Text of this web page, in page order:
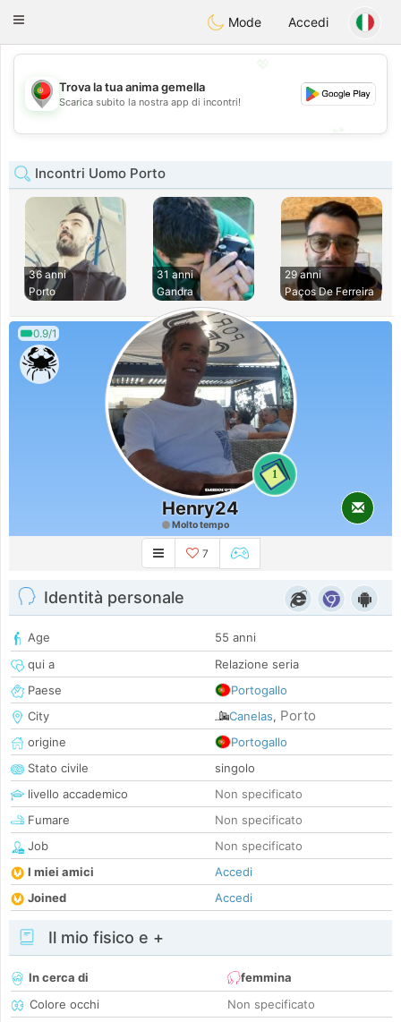
Portugues
Toggle
Mode Accedi
💖
💕
Trova la tua anima gemella
Scarica subito la nostra app di incontri!
Incontri Uomo Porto
36 anni
Porto
31 anni
Gandra
29 anni
Paços De Ferreira
0.9/1
1
Henry24
Molto tempo
7
Identità personale
Age
55 anni
qui a
Relazione seria
Paese
Portogallo
City
Canelas, Porto
origine
Portogallo
Stato civile
singolo
livello accademico
Non specificato
Fumare
Non specificato
Job
Non specificato
I miei amici
Accedi
Joined
Accedi
Il mio fisico e +
In cerca di
femmina
Colore occhi
Non specificato